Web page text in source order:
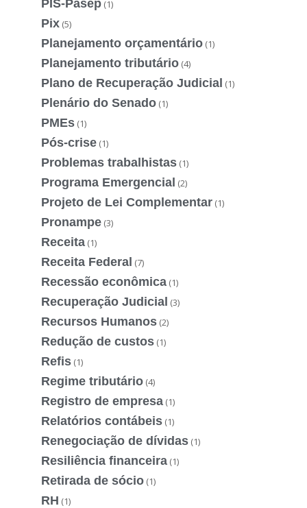
PIS-Pasep (1)
Pix (5)
Planejamento orçamentário (1)
Planejamento tributário (4)
Plano de Recuperação Judicial (1)
Plenário do Senado (1)
PMEs (1)
Pós-crise (1)
Problemas trabalhistas (1)
Programa Emergencial (2)
Projeto de Lei Complementar (1)
Pronampe (3)
Receita (1)
Receita Federal (7)
Recessão econômica (1)
Recuperação Judicial (3)
Recursos Humanos (2)
Redução de custos (1)
Refis (1)
Regime tributário (4)
Registro de empresa (1)
Relatórios contábeis (1)
Renegociação de dívidas (1)
Resiliência financeira (1)
Retirada de sócio (1)
RH (1)